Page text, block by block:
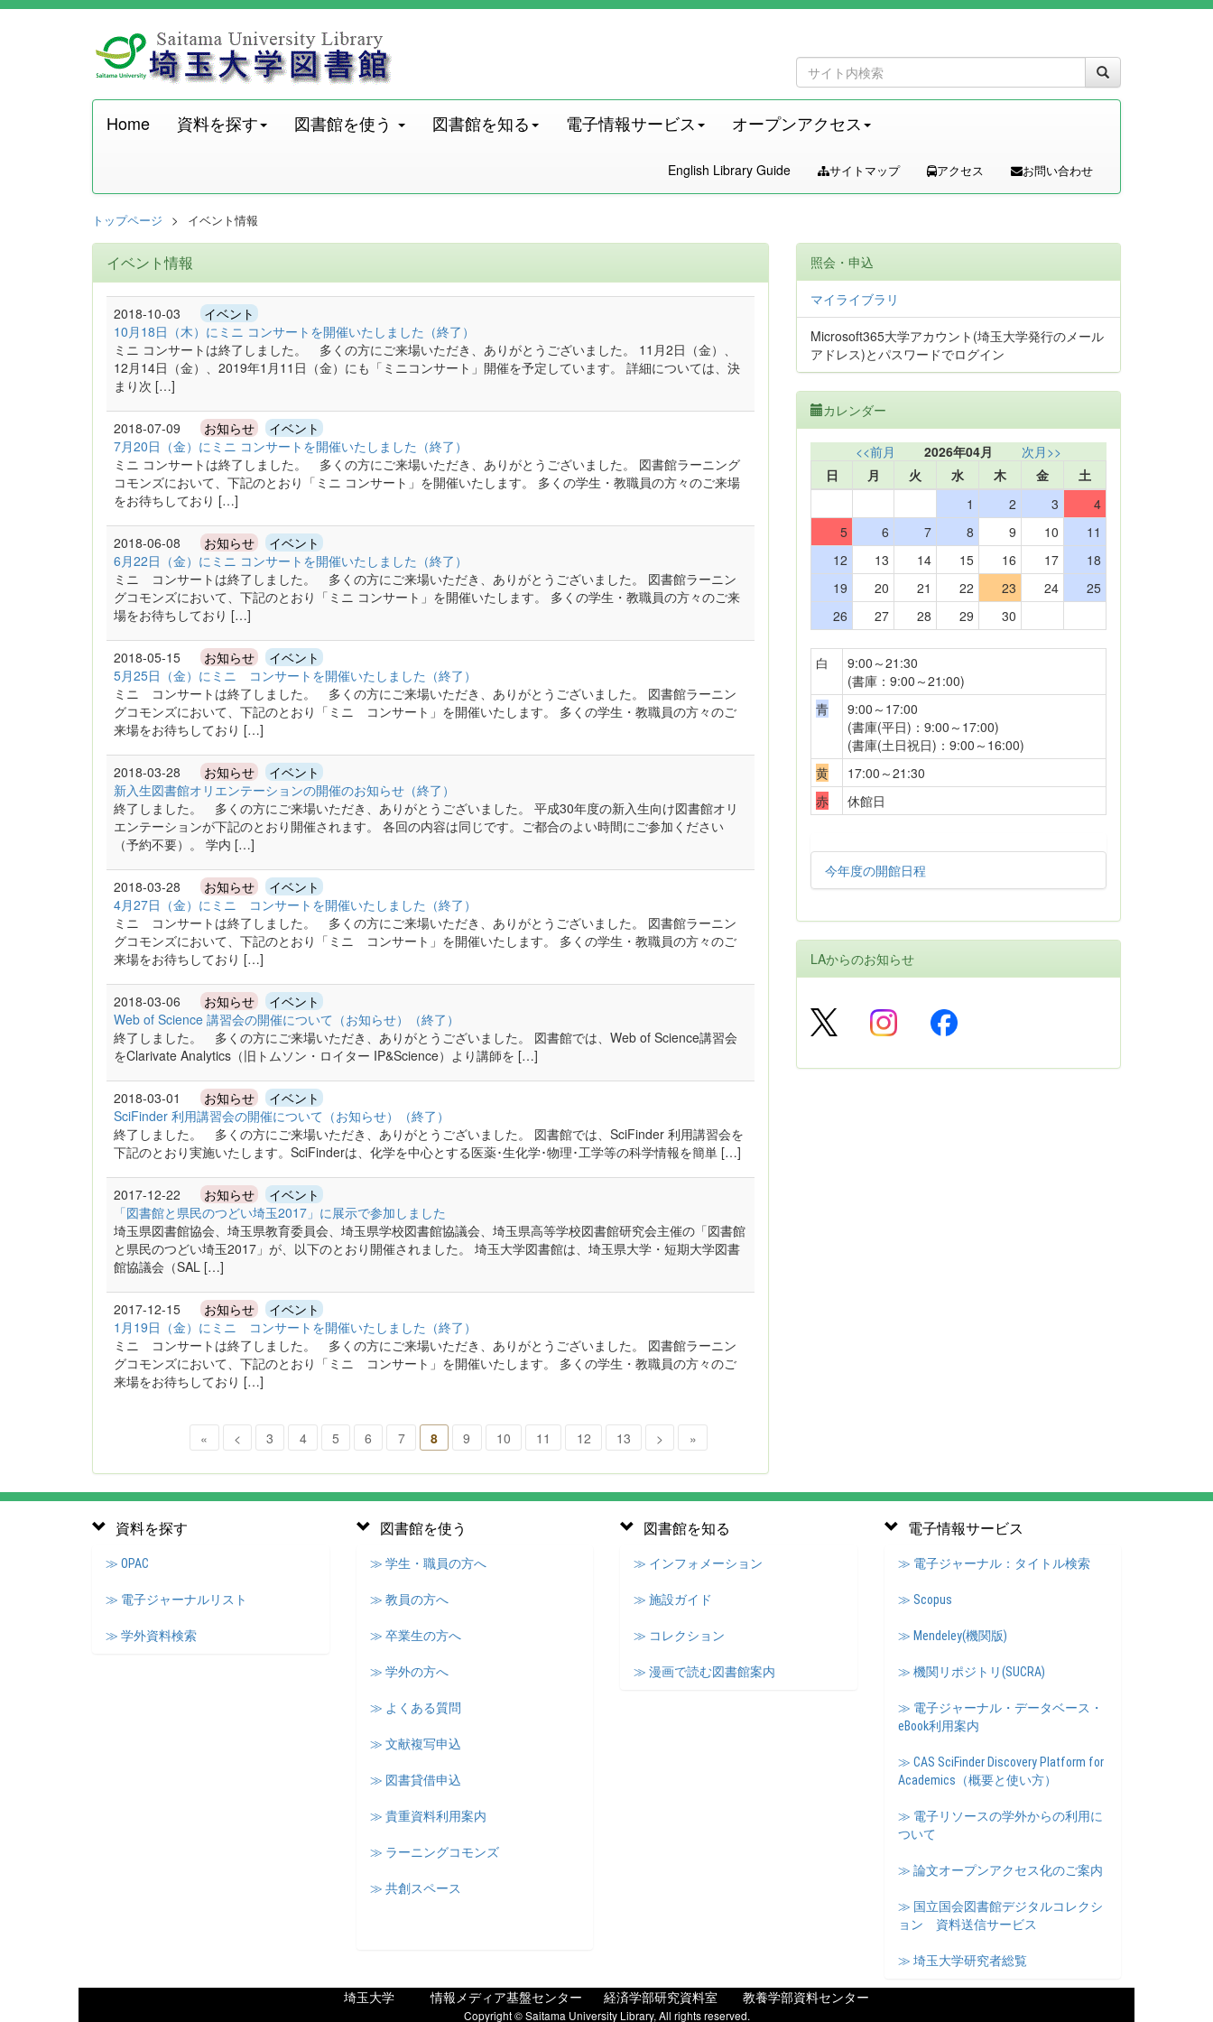
Home 資料を探す 図書館を使う 図書館を知る 電子情報サービス オープンアクセス
English Library Guide サイトマップ アクセス お問い合わせ
トップページ イベント情報
イベント情報
2018-10-03 イベント
10月18日（木）にミニ コンサートを開催いたしました（終了）
ミニ コンサートは終了しました。 多くの方にご来場いただき、ありがとうございました。 11月2日（金）、
12月14日（金）、2019年1月11日（金）にも「ミニコンサート」開催を予定しています。 詳細については、決
まり次 […]
2018-07-09 お知らせ イベント
7月20日（金）にミニ コンサートを開催いたしました（終了）
ミニ コンサートは終了しました。 多くの方にご来場いただき、ありがとうございました。 図書館ラーニング
コモンズにおいて、下記のとおり「ミニ コンサート」を開催いたします。 多くの学生・教職員の方々のご来場
をお待ちしており […]
2018-06-08 お知らせ イベント
6月22日（金）にミニ コンサートを開催いたしました（終了）
ミニ コンサートは終了しました。 多くの方にご来場いただき、ありがとうございました。 図書館ラーニン
グコモンズにおいて、下記のとおり「ミニ コンサート」を開催いたします。 多くの学生・教職員の方々のご来
場をお待ちしており […]
2018-05-15 お知らせ イベント
5月25日（金）にミニ コンサートを開催いたしました（終了）
ミニ コンサートは終了しました。 多くの方にご来場いただき、ありがとうございました。 図書館ラーニン
グコモンズにおいて、下記のとおり「ミニ コンサート」を開催いたします。 多くの学生・教職員の方々のご
来場をお待ちしており […]
2018-03-28 お知らせ イベント
新入生図書館オリエンテーションの開催のお知らせ（終了）
終了しました。 多くの方にご来場いただき、ありがとうございました。 平成30年度の新入生向け図書館オリ
エンテーションが下記のとおり開催されます。 各回の内容は同じです。ご都合のよい時間にご参加ください
（予約不要）。 学内 […]
2018-03-28 お知らせ イベント
4月27日（金）にミニ コンサートを開催いたしました（終了）
ミニ コンサートは終了しました。 多くの方にご来場いただき、ありがとうございました。 図書館ラーニン
グコモンズにおいて、下記のとおり「ミニ コンサート」を開催いたします。 多くの学生・教職員の方々のご
来場をお待ちしており […]
2018-03-06 お知らせ イベント
Web of Science 講習会の開催について（お知らせ）（終了）
終了しました。 多くの方にご来場いただき、ありがとうございました。 図書館では、Web of Science講習会
をClarivate Analytics（旧トムソン・ロイター IP&Science）より講師を […]
2018-03-01 お知らせ イベント
SciFinder 利用講習会の開催について（お知らせ）（終了）
終了しました。 多くの方にご来場いただき、ありがとうございました。 図書館では、SciFinder 利用講習会を
下記のとおり実施いたします。SciFinderは、化学を中心とする医薬･生化学･物理･工学等の科学情報を簡単 […]
2017-12-22 お知らせ イベント
「図書館と県民のつどい埼玉2017」に展示で参加しました
埼玉県図書館協会、埼玉県教育委員会、埼玉県学校図書館協議会、埼玉県高等学校図書館研究会主催の「図書館
と県民のつどい埼玉2017」が、以下のとおり開催されました。 埼玉大学図書館は、埼玉県大学・短期大学図書
館協議会（SAL […]
2017-12-15 お知らせ イベント
1月19日（金）にミニ コンサートを開催いたしました（終了）
ミニ コンサートは終了しました。 多くの方にご来場いただき、ありがとうございました。 図書館ラーニン
グコモンズにおいて、下記のとおり「ミニ コンサート」を開催いたします。 多くの学生・教職員の方々のご
来場をお待ちしており […]
« < 3 4 5 6 7 8 9 10 11 12 13 > »
照会・申込
マイライブラリ
Microsoft365大学アカウント(埼玉大学発行のメール
アドレス)とパスワードでログイン
カレンダー
<<前月 2026年04月
次月>>
日
月 火 水 木 金
土
1
2 3
4
5
6 7 8 9 10
11
12
13 14 15 16 17
18
19
20 21 22 23 24
25
26
27 28 29 30
白
9:00～21:30
(書庫：9:00～21:00)
青
9:00～17:00
(書庫(平日)：9:00～17:00)
(書庫(土日祝日)：9:00～16:00)
黄
17:00～21:30
赤
休館日
今年度の開館日程
LAからのお知らせ
資料を探す
≫ OPAC
≫ 電子ジャーナルリスト
≫ 学外資料検索
図書館を使う
≫ 学生・職員の方へ
≫ 教員の方へ
≫ 卒業生の方へ
≫ 学外の方へ
≫ よくある質問
≫ 文献複写申込
≫ 図書貸借申込
≫ 貴重資料利用案内
≫ ラーニングコモンズ
≫ 共創スペース
図書館を知る
≫ インフォメーション
≫ 施設ガイド
≫ コレクション
≫ 漫画で読む図書館案内
電子情報サービス
≫ 電子ジャーナル：タイトル検索
≫ Scopus
≫ Mendeley(機関版)
≫ 機関リポジトリ(SUCRA)
≫ 電子ジャーナル・データベース・
eBook利用案内
≫ CAS SciFinder Discovery Platform for
Academics（概要と使い方）
≫ 電子リソースの学外からの利用に
ついて
≫ 論文オープンアクセス化のご案内
≫ 国立国会図書館デジタルコレクシ
ョン 資料送信サービス
≫ 埼玉大学研究者総覧
埼玉大学 情報メディア基盤センター 経済学部研究資料室 教養学部資料センター
Copyright © Saitama University Library, All rights reserved.